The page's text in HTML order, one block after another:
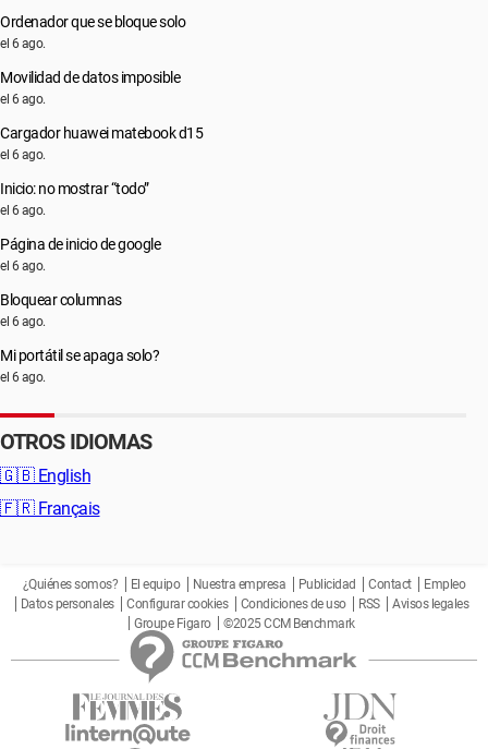
Ordenador que se bloque solo
el 6 ago.
Movilidad de datos imposible
el 6 ago.
Cargador huawei matebook d15
el 6 ago.
Inicio: no mostrar “todo”
el 6 ago.
Página de inicio de google
el 6 ago.
Bloquear columnas
el 6 ago.
Mi portátil se apaga solo?
el 6 ago.
OTROS IDIOMAS
🇬🇧 English
🇫🇷 Français
¿Quiénes somos? El equipo Nuestra empresa Publicidad Contact
Empleo
Datos personales
Configurar cookies Condiciones de uso RSS
Avisos legales
Groupe Figaro
©2025 CCM Benchmark